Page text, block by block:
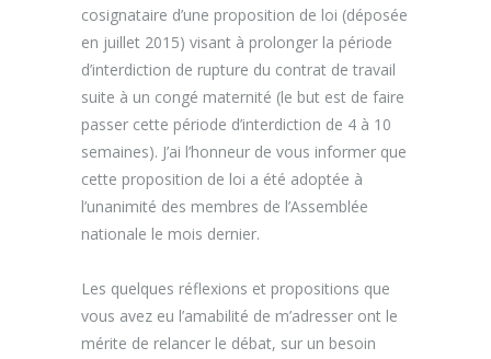
cosignataire d’une proposition de loi (déposée
en juillet 2015) visant à prolonger la période
d’interdiction de rupture du contrat de travail
suite à un congé maternité (le but est de faire
passer cette période d’interdiction de 4 à 10
semaines). J’ai l’honneur de vous informer que
cette proposition de loi a été adoptée à
l’unanimité des membres de l’Assemblée
nationale le mois dernier.
Les quelques réflexions et propositions que
vous avez eu l’amabilité de m’adresser ont le
mérite de relancer le débat, sur un besoin